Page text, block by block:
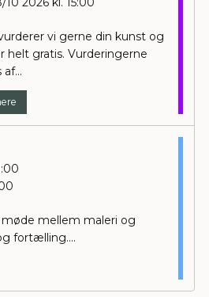
vi gerne din kunst og
helt gratis. Vurderingerne
mellem maleri og
fortælling....